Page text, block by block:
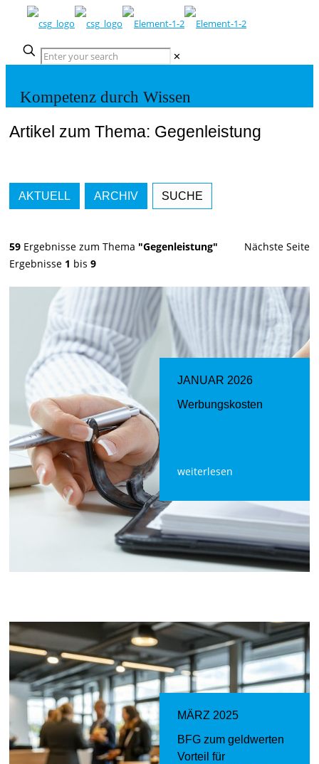
✕
Kompetenz durch Wissen
Artikel zum Thema: Gegenleistung
AKTUELL ARCHIV SUCHE
59 Ergebnisse zum Thema "Gegenleistung"
Ergebnisse 1 bis 9
Nächste Seite
JANUAR 2026
Werbungskosten
weiterlesen
MÄRZ 2025
BFG zum geldwerten
Vorteil für